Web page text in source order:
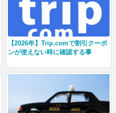
【2026年】Trip.comで割引クーポ
ンが使えない時に確認する事